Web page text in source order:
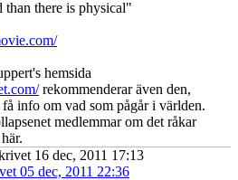
than there is physical"
hemsida
rekommenderar även den,
info om vad som pågår i världen.
medlemmar om det råkar
16 dec, 2011 17:13
05 dec, 2011 22:36